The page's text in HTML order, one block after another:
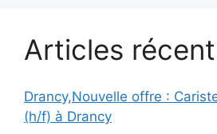
Articles
Drancy,Nouvelle offre :
(h/f) à Drancy